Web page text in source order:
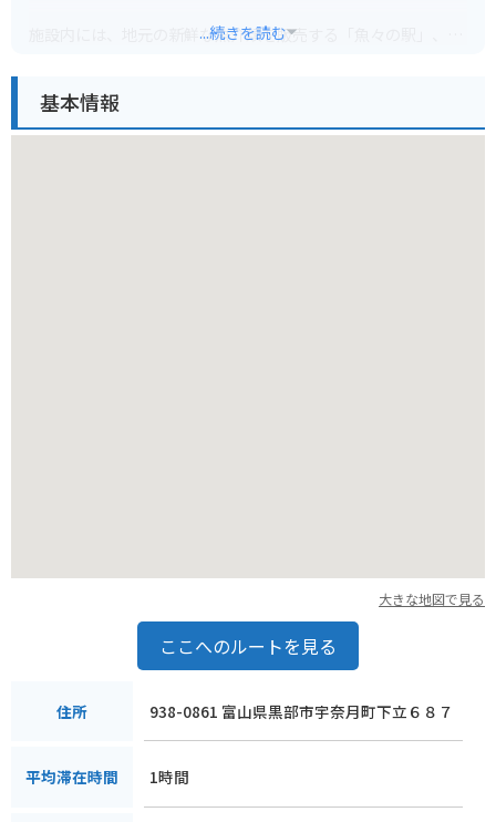
施設内には、地元の新鮮な魚介類を販売する「魚々の駅」、地
レストランでは、新鮮な海の幸を使った料理を楽しむことがで
...続きを読む
基本情報
大きな地図で見る
ここへのルートを見る
住所 938-0861 富山県黒部市宇奈月町下立６８７
平均滞在時間 1時間